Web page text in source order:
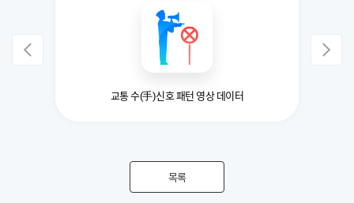
교통 수(手)신호 패턴 영상 데이터
목록